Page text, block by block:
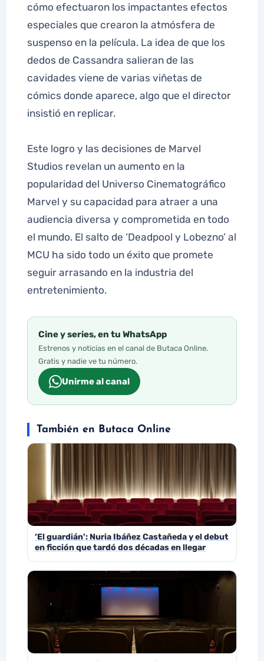
cómo efectuaron los impactantes efectos
especiales que crearon la atmósfera de
suspenso en la película. La idea de que los
dedos de Cassandra salieran de las
cavidades viene de varias viñetas de
cómics donde aparece, algo que el director
insistió en replicar.
Este logro y las decisiones de Marvel
Studios revelan un aumento en la
popularidad del Universo Cinematográfico
Marvel y su capacidad para atraer a una
audiencia diversa y comprometida en todo
el mundo. El salto de ‘Deadpool y Lobezno’ al
MCU ha sido todo un éxito que promete
seguir arrasando en la industria del
entretenimiento.
Cine y series, en tu WhatsApp
Estrenos y noticias en el canal de Butaca Online.
Gratis y nadie ve tu número.
Unirme al canal
También en Butaca Online
‘El guardián’: Nuria Ibáñez Castañeda y el debut
en ficción que tardó dos décadas en llegar